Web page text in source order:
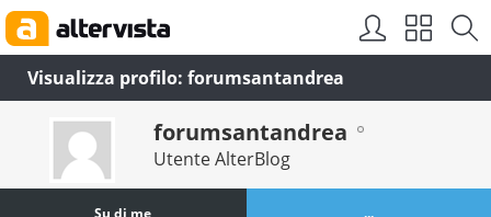
Visualizza profilo: forumsantandrea
forumsantandrea
Utente AlterBlog